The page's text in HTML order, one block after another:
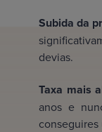
Subida da
devias.
Taxa mais
anos e
conseguires